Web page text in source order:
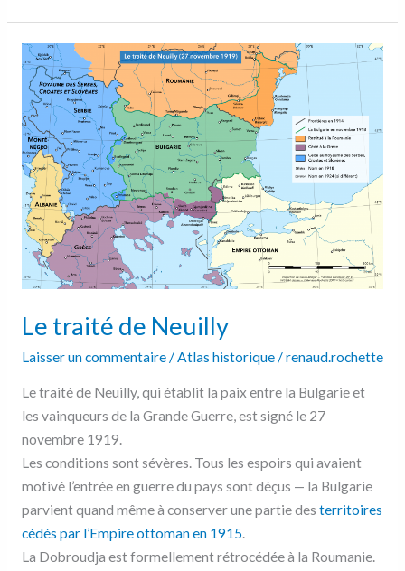
Le traité de Neuilly
Laisser un commentaire / Atlas historique/renaud.rochette
Le traité de Neuilly, qui établit la paix entre la Bulgarie et
les vainqueurs de la Grande Guerre, est signé le 27
novembre 1919.
Les conditions sont sévères. Tous les espoirs qui avaient
motivé l’entrée en guerre du pays sont déçus — la Bulgarie
parvient quand même à conserver une partie des territoires
cédés par l’Empire ottoman en 1915.
La Dobroudja est formellement rétrocédée à la Roumanie.
Le
traité
de
Neuilly